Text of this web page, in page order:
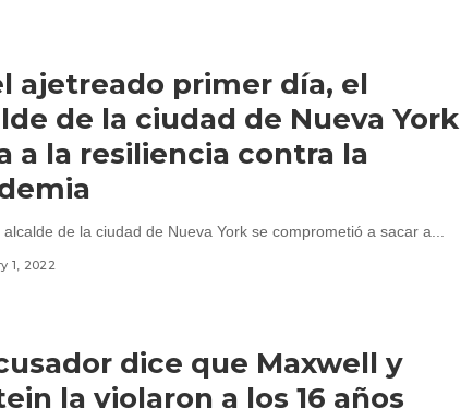
ajetreado primer día, el
de la ciudad de Nueva York
a la resiliencia contra la
alcalde de la ciudad de Nueva York se comprometió a sacar a...
1, 2022
dice que Maxwell y
la violaron a los 16 años